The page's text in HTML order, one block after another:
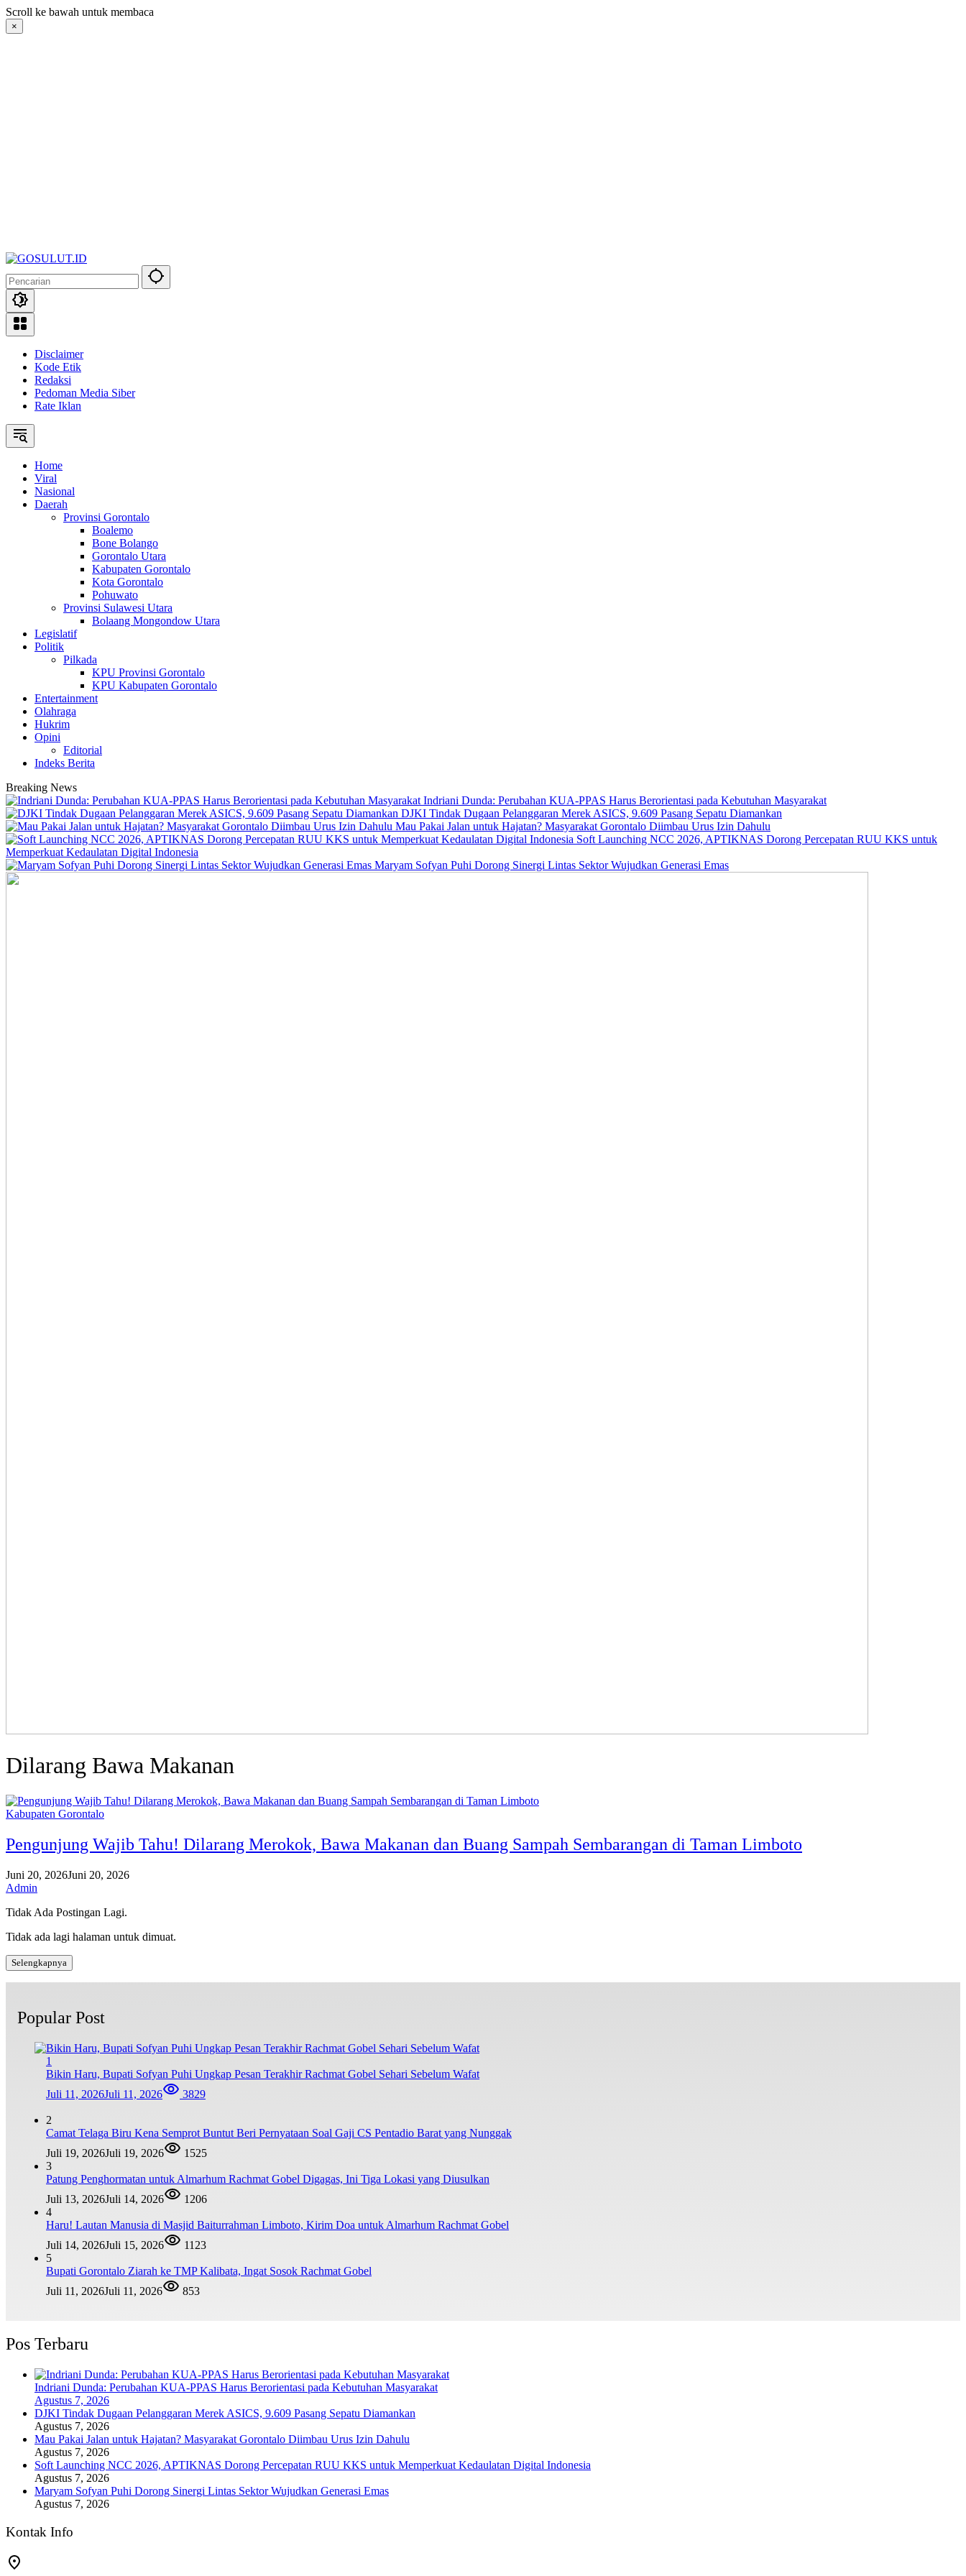
Langsung
ke
konten
Scroll ke bawah untuk membaca
×
Disclaimer
Kode Etik
Redaksi
Pedoman Media Siber
Rate Iklan
Home
Viral
Nasional
Daerah
Provinsi Gorontalo
Boalemo
Bone Bolango
Gorontalo Utara
Kabupaten Gorontalo
Kota Gorontalo
Pohuwato
Provinsi Sulawesi Utara
Bolaang Mongondow Utara
Legislatif
Politik
Pilkada
KPU Provinsi Gorontalo
KPU Kabupaten Gorontalo
Entertainment
Olahraga
Hukrim
Opini
Editorial
Indeks Berita
Breaking News
Indriani Dunda: Perubahan KUA-PPAS Harus Berorientasi pada Kebutuhan Masyarakat
DJKI Tindak Dugaan Pelanggaran Merek ASICS, 9.609 Pasang Sepatu Diamankan
Mau Pakai Jalan untuk Hajatan? Masyarakat Gorontalo Diimbau Urus Izin Dahulu
Soft Launching NCC 2026, APTIKNAS Dorong Percepatan RUU KKS untuk
Memperkuat Kedaulatan Digital Indonesia
Maryam Sofyan Puhi Dorong Sinergi Lintas Sektor Wujudkan Generasi Emas
Dilarang Bawa Makanan
Kabupaten Gorontalo
Pengunjung Wajib Tahu! Dilarang Merokok, Bawa Makanan dan Buang Sampah Sembarangan di Taman Limboto
Juni 20, 2026Juni 20, 2026
Admin
Tidak Ada Postingan Lagi.
Tidak ada lagi halaman untuk dimuat.
Selengkapnya
Popular Post
1
Bikin Haru, Bupati Sofyan Puhi Ungkap Pesan Terakhir Rachmat Gobel Sehari Sebelum Wafat
Juli 11, 2026Juli 11, 2026 3829
2
Camat Telaga Biru Kena Semprot Buntut Beri Pernyataan Soal Gaji CS Pentadio Barat yang Nunggak
Juli 19, 2026Juli 19, 2026
1525
3
Patung Penghormatan untuk Almarhum Rachmat Gobel Digagas, Ini Tiga Lokasi yang Diusulkan
Juli 13, 2026Juli 14, 2026
1206
4
Haru! Lautan Manusia di Masjid Baiturrahman Limboto, Kirim Doa untuk Almarhum Rachmat Gobel
Juli 14, 2026Juli 15, 2026
1123
5
Bupati Gorontalo Ziarah ke TMP Kalibata, Ingat Sosok Rachmat Gobel
Juli 11, 2026Juli 11, 2026 853
Pos Terbaru
Indriani Dunda: Perubahan KUA-PPAS Harus Berorientasi pada Kebutuhan Masyarakat
Agustus 7, 2026
DJKI Tindak Dugaan Pelanggaran Merek ASICS, 9.609 Pasang Sepatu Diamankan
Agustus 7, 2026
Mau Pakai Jalan untuk Hajatan? Masyarakat Gorontalo Diimbau Urus Izin Dahulu
Agustus 7, 2026
Soft Launching NCC 2026, APTIKNAS Dorong Percepatan RUU KKS untuk Memperkuat Kedaulatan Digital Indonesia
Agustus 7, 2026
Maryam Sofyan Puhi Dorong Sinergi Lintas Sektor Wujudkan Generasi Emas
Agustus 7, 2026
Kontak Info